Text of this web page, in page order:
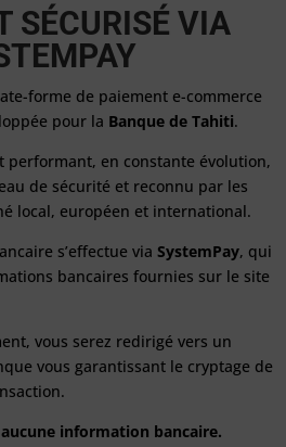
SÉCURISÉ VIA
forme de paiement e-commerce
pour la Banque de Tahiti.
performant, en constante évolution,
de sécurité et reconnu par les
local, européen et international.
s’effectue via SystemPay, qui
bancaires fournies sur le site
vous serez redirigé vers un
vous garantissant le cryptage de
aucune information bancaire.